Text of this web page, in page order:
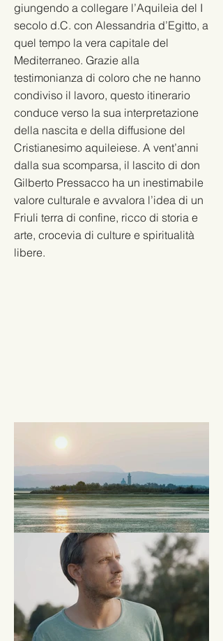
giungendo a collegare l’Aquileia del I
secolo d.C. con Alessandria d’Egitto, a
quel tempo la vera capitale del
Mediterraneo. Grazie alla
testimonianza di coloro che ne hanno
condiviso il lavoro, questo itinerario
conduce verso la sua interpretazione
della nascita e della diffusione del
Cristianesimo aquileiese. A vent’anni
dalla sua scomparsa, il lascito di don
Gilberto Pressacco ha un inestimabile
valore culturale e avvalora l’idea di un
Friuli terra di confine, ricco di storia e
arte, crocevia di culture e spiritualità
libere.